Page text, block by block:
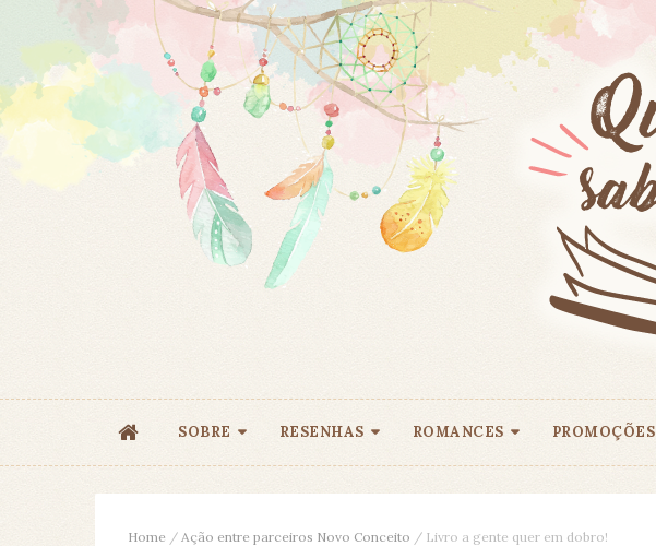
SOBRE RESENHAS ROMANCES PROMOÇÕES
Home / Ação entre parceiros Novo Conceito / Livro a gente quer em dobro!